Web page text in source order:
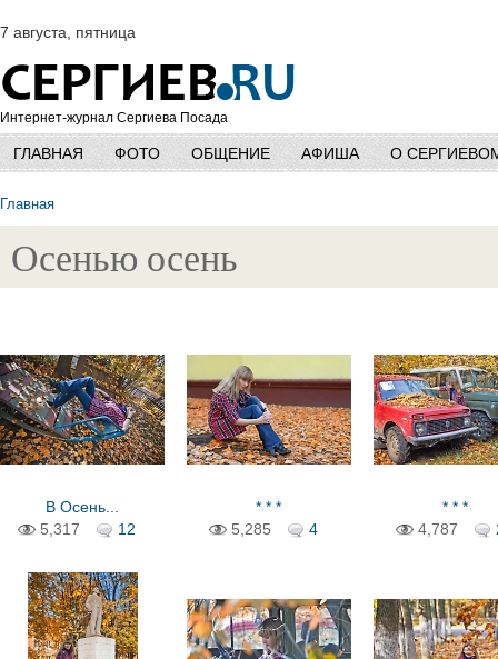
7 августа, пятница
Интернет-журнал Сергиева Посада
ГЛАВНАЯ ФОТО ОБЩЕНИЕ АФИША О
Главная
Осенью осень
В Осень...
5,317
12
* * *
5,285
4
* * *
4,787